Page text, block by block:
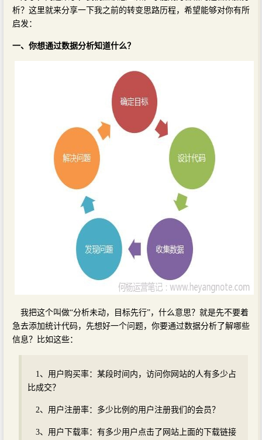
析？这里就来分享一下我之前的转变思路历程，希望能够对你有所
启发：
一、你想通过数据分析知道什么？
我把这个叫做“分析未动，目标先行”，什么意思？就是先不要着
急去添加统计代码，先想好一个问题，你要通过数据分析了解哪些
信息？比如这些：
1、用户购买率：某段时间内，访问你网站的人有多少占
比成交？
2、用户注册率：多少比例的用户注册我们的会员？
3、用户下载率：有多少用户点击了网站上面的下载链接